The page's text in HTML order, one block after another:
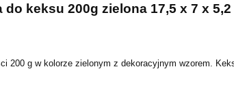
do keksu 200g zielona 17,5 x 7 x 5,2
200 g w kolorze zielonym z dekoracyjnym wzorem.